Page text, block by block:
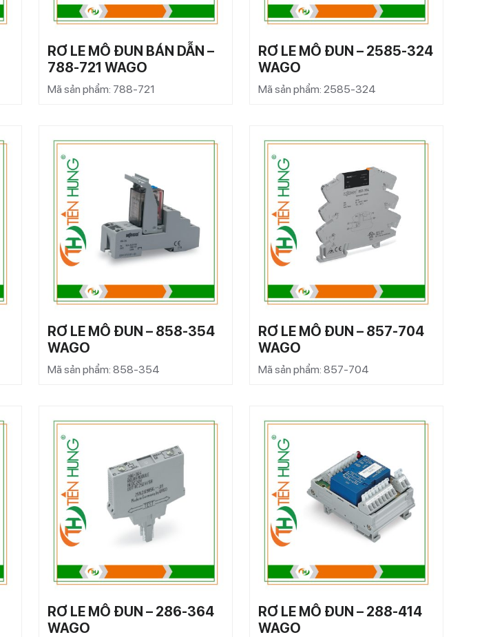
RƠ LE MÔ ĐUN BÁN DẪN –
788-721 WAGO
Mã sản phẩm: 788-721
RƠ LE MÔ ĐUN – 2585-324
WAGO
Mã sản phẩm: 2585-324
RƠ LE MÔ ĐUN – 858-354
WAGO
Mã sản phẩm: 858-354
RƠ LE MÔ ĐUN – 857-704
WAGO
Mã sản phẩm: 857-704
RƠ LE MÔ ĐUN – 286-364
WAGO
RƠ LE MÔ ĐUN – 288-414
WAGO